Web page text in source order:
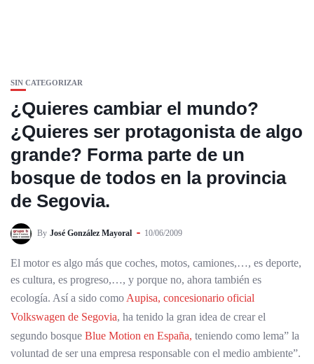
SIN CATEGORIZAR
¿Quieres cambiar el mundo?
¿Quieres ser protagonista de algo
grande? Forma parte de un
bosque de todos en la provincia
de Segovia.
By José González Mayoral 10/06/2009
El motor es algo más que coches, motos, camiones,…, es deporte,
es cultura, es progreso,…, y porque no, ahora también es
ecología. Así a sido como Aupisa, concesionario oficial
Volkswagen de Segovia, ha tenido la gran idea de crear el
segundo bosque Blue Motion en España, teniendo como lema” la
voluntad de ser una empresa responsable con el medio ambiente”.